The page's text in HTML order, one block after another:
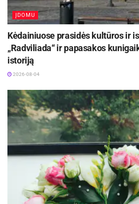
ĮDOMU
Kėdainiuose prasidės kultūros ir
„Radviliada“ ir papasakos
istoriją
2026-08-04